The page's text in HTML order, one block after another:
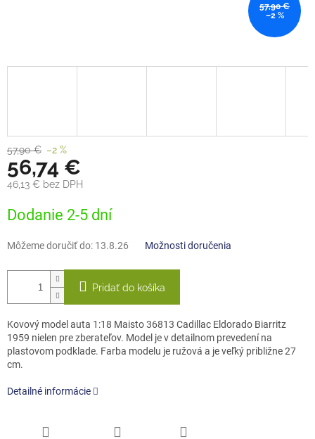
57,90 €
–2 %
57,90 € –2 %
56,74 €
46,13 € bez DPH
cena:
Dodanie 2-5 dní
Môžeme doručiť do: 13.8.26 Možnosti doručenia
Pridať do košíka
Kovový model auta 1:18 Maisto 36813 Cadillac Eldorado Biarritz
1959 nielen pre zberateľov. Model je v detailnom prevedení na
plastovom podklade. Farba modelu je ružová a je veľký približne 27
cm.
Detailné informácie